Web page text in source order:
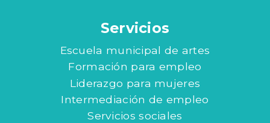
Servicios
Escuela municipal de artes
Formación para empleo
Liderazgo para mujeres
Intermediación de empleo
Servicios sociales